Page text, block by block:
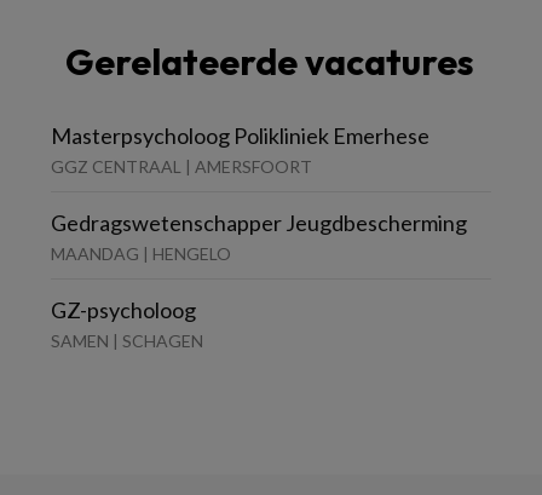
Gerelateerde vacatures
Masterpsycholoog Polikliniek Emerhese
GGZ CENTRAAL | AMERSFOORT
Gedragswetenschapper Jeugdbescherming
MAANDAG | HENGELO
GZ-psycholoog
SAMEN | SCHAGEN